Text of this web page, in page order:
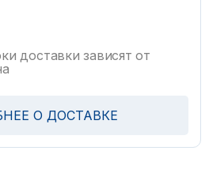
доставки зависят от
О ДОСТАВКЕ